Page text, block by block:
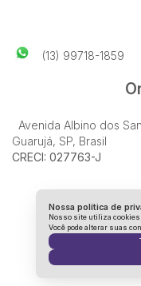
Nossa política de
Nosso site utiliza cookies
Você pode alterar suas
(13) 99718-1859
Avenida Albino dos
Guarujá, SP, Brasil
CRECI: 027763-J